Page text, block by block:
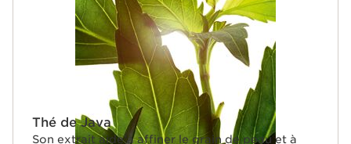
Thé de Java
Son extrait aide à affiner le grain de peau et à